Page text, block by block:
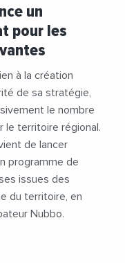
un
pour les
à la création
de sa stratégie,
le nombre
le territoire régional.
de lancer
programme de
issues des
du territoire, en
Nubbo.